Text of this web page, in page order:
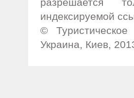
индексируемой
©
Украина, Киев,